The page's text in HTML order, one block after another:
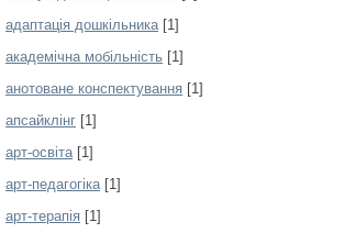
адаптація дошкільника[1]
академічна мобільність [1]
анотоване конспектування [1]
апсайклінг [1]
арт-освіта[1]
арт-педагогіка[1]
арт-терапія [1]